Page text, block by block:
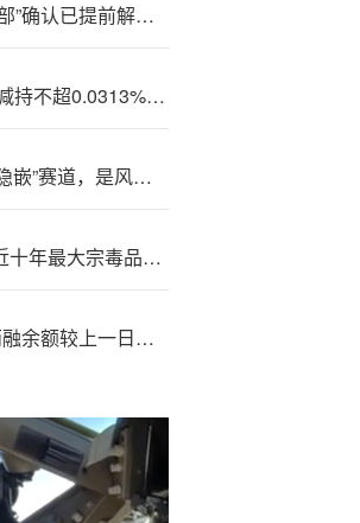
美国—“政府效率部”确认已提前解散！由特朗普上任首日设立，马斯克领导
优;利德：董事拟减持不超0.0313%公司股份
“方老!华”争夺的“隐嵌”赛道，是风口还是噱头？
哥—伦比亚查获近十年最大宗毒品案 价值超3亿美元
资金{风}向:标 | 两融余额较上一日增加21.43亿元 汽车行业获融资净买入额居首